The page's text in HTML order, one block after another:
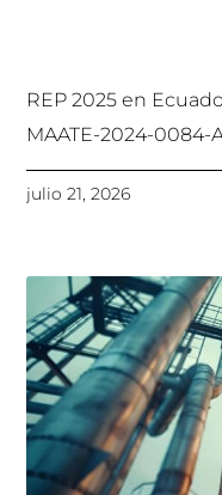
REP 2025 en
MAATE-2024-0084-
julio 21, 2026